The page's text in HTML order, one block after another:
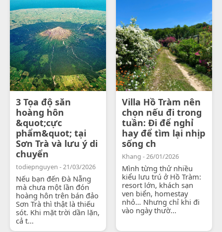
3 Tọa độ săn
hoàng hôn
&quot;cực
phẩm&quot; tại
Sơn Trà và lưu ý di
chuyển
todiepnguyen - 21/03/2026
Nếu bạn đến Đà Nẵng
mà chưa một lần đón
hoàng hôn trên bán đảo
Sơn Trà thì thật là thiếu
sót. Khi mặt trời dần lặn,
cả t...
Villa Hồ Tràm nên
chọn nếu đi trong
tuần: Đi để nghỉ
hay để tìm lại nhịp
sống ch
Khang - 26/01/2026
Mình từng thử nhiều
kiểu lưu trú ở Hồ Tràm:
resort lớn, khách sạn
ven biển, homestay
nhỏ… Nhưng chỉ khi đi
vào ngày thườ...